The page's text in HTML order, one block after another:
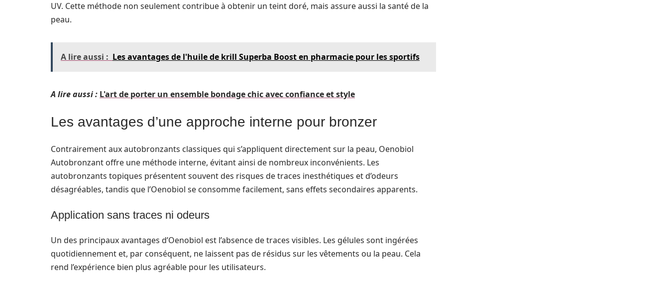
UV. Cette méthode non seulement contribue à obtenir un teint doré, mais assure aussi la santé de la
peau.
A lire aussi : Les avantages de l'huile de krill Superba Boost en pharmacie pour les sportifs
A lire aussi : L'art de porter un ensemble bondage chic avec confiance et style
Les avantages d’une approche interne pour bronzer
Contrairement aux autobronzants classiques qui s’appliquent directement sur la peau, Oenobiol
Autobronzant offre une méthode interne, évitant ainsi de nombreux inconvénients. Les
autobronzants topiques présentent souvent des risques de traces inesthétiques et d’odeurs
désagréables, tandis que l’Oenobiol se consomme facilement, sans effets secondaires apparents.
Application sans traces ni odeurs
Un des principaux avantages d’Oenobiol est l’absence de traces visibles. Les gélules sont ingérées
quotidiennement et, par conséquent, ne laissent pas de résidus sur les vêtements ou la peau. Cela
rend l’expérience bien plus agréable pour les utilisateurs.